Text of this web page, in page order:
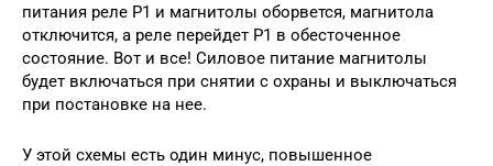
питания реле Р1 и магнитолы оборвется, магнитола
отключится, а реле перейдет Р1 в обесточенное
состояние. Вот и все! Силовое питание магнитолы
будет включаться при снятии с охраны и выключаться
при постановке на нее.
У этой схемы есть один минус, повышенное